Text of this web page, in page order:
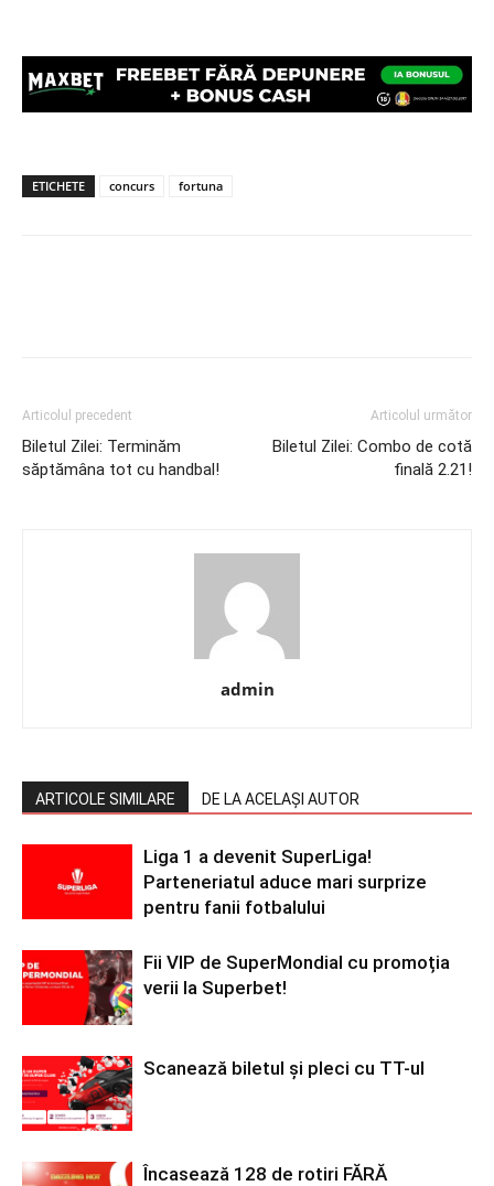
ETICHETE concurs fortuna
Articolul precedent
Biletul Zilei: Terminăm
săptămâna tot cu handbal!
Articolul următor
Biletul Zilei: Combo de cotă
finală 2.21!
admin
ARTICOLE SIMILARE DE LA ACELAȘI AUTOR
Liga 1 a devenit SuperLiga!
Parteneriatul aduce mari surprize
pentru fanii fotbalului
Fii VIP de SuperMondial cu promoția
verii la Superbet!
Scanează biletul și pleci cu TT-ul
Încasează 128 de rotiri FĂRĂ